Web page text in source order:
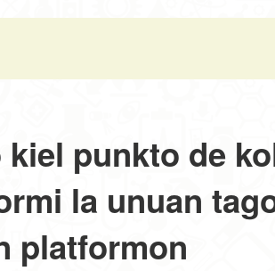
kiel punkto de
la unuan
platformon